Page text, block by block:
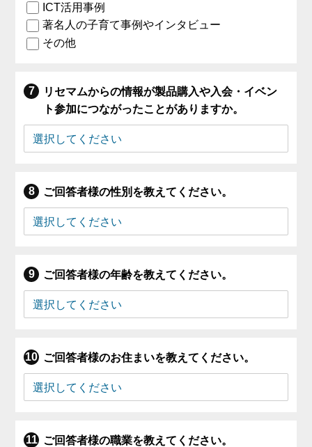
ICT活用事例
著名人の子育て事例やインタビュー
その他
リセマムからの情報が製品購入や入会・イベン
ト参加につながったことがありますか。
ご回答者様の性別を教えてください。
ご回答者様の年齢を教えてください。
ご回答者様のお住まいを教えてください。
ご回答者様の職業を教えてください。